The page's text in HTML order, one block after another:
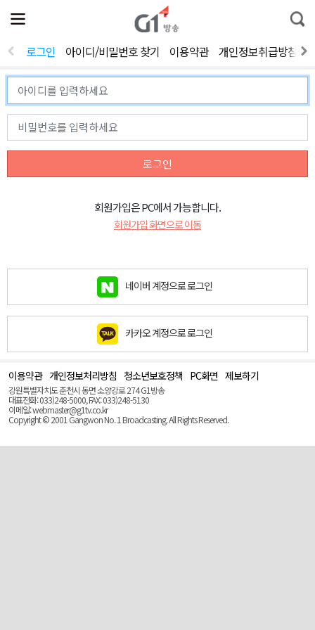
전
체
뉴
열
통
합
색
로그인 아이디/비밀번호 찾기 이용약관 개인정보취급방침
로그인
회원가입은 PC에서 가능합니다.
회원가입 화면으로 이동
네이버 계정으로 로그인
카카오 계정으로 로그인
이용약관 개인정보처리방침 청소년보호정책 PC화면 제보하기
강원특별자치도 춘천시 동면 소양강로 274 G1방송
대표전화: 033)248-5000, FAX: 033)248-5130
이메일: webmaster@g1tv.co.kr
Copyright © 2001 Gangwon No. 1 Broadcasting. All Rights Reserved.